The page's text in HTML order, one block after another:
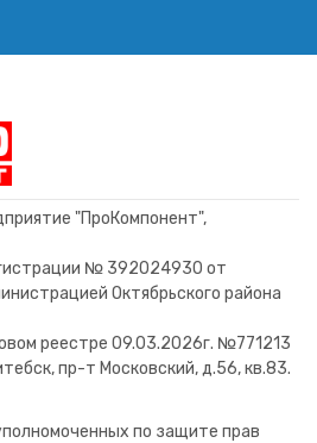
"ПроКомпонент",
№ 392024930 от
Октябрьского района
реестре 09.03.2026г. №771213
пр-т Московский, д.56, кв.83.
по защите прав